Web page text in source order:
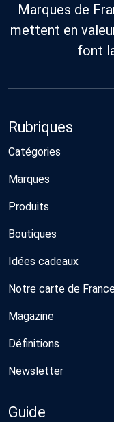
Marques de
mettent en
font
Rubriques
Catégories
Marques
Produits
Boutiques
Idées cadeaux
Notre carte de
Magazine
Définitions
Newsletter
Guide